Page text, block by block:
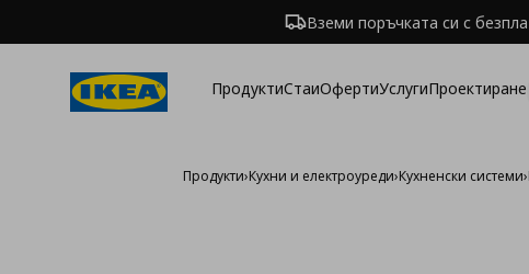
Вземи поръчката си с
ПродуктиСтаиОфертиУслугиПроектиране
Продукти›Кухни и електроуреди›Кухненски системи›